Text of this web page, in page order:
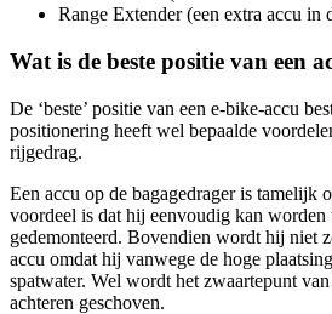
Range Extender (een extra accu in
Wat is de beste positie van een
De ‘beste’ positie van een e-bike-accu
positionering heeft wel bepaalde
rijgedrag.
Een accu op de bagagedrager is tamelijk
voordeel is dat hij eenvoudig kan worden
gedemonteerd. Bovendien wordt hij niet
accu omdat hij vanwege de hoge
spatwater. Wel wordt het zwaartepunt
achteren geschoven.